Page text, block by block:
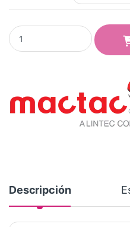
Vinilo Mactac MACal 8259-
Descripción